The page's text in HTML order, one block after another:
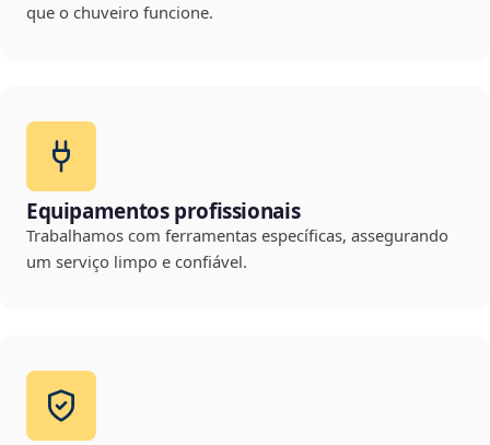
que o chuveiro funcione.
Equipamentos profissionais
Trabalhamos com ferramentas específicas, assegurando
um serviço limpo e confiável.